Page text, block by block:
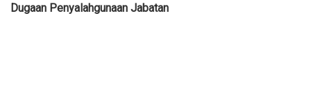
Dugaan Penyalahgunaan Jabatan